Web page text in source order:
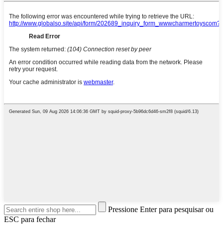
Pressione Enter para pesquisar ou
ESC para fechar